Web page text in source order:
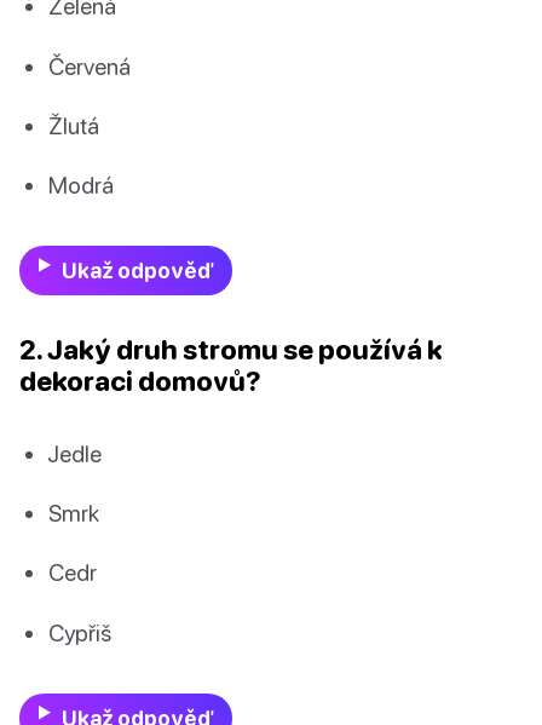
Zelená
Červená
Žlutá
Modrá
Ukaž odpověď
2. Jaký druh stromu se používá k
dekoraci domovů?
Jedle
Smrk
Cedr
Cypřiš
Ukaž odpověď